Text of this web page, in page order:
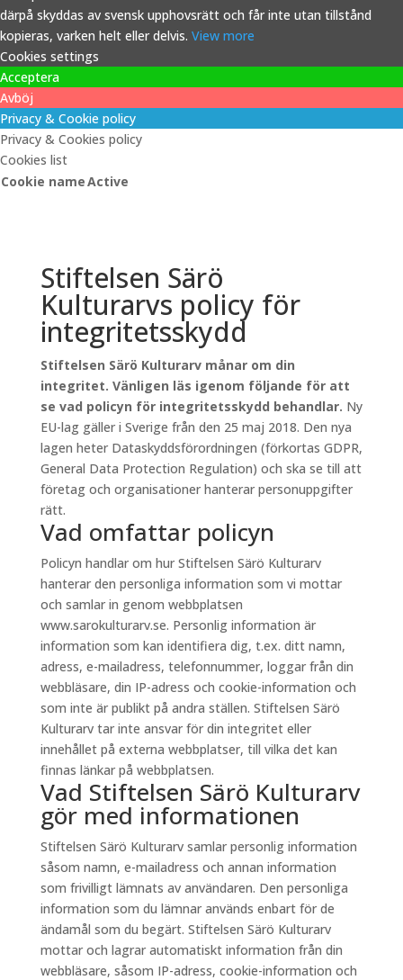
därpå skyddas av svensk upphovsrätt och får inte utan tillstånd
kopieras, varken helt eller delvis. View more
Cookies settings
Acceptera
Avböj
Privacy & Cookie policy
Privacy & Cookies policy
Cookies list
Cookie nameActive
Stiftelsen Särö
Kulturarvs policy för
integritetsskydd
Stiftelsen Särö Kulturarv månar om din
integritet. Vänligen läs igenom följande för att
se vad policyn för integritetsskydd behandlar. Ny
EU-lag gäller i Sverige från den 25 maj 2018. Den nya
lagen heter Dataskyddsförordningen (förkortas GDPR,
General Data Protection Regulation) och ska se till att
företag och organisationer hanterar personuppgifter
rätt.
Vad omfattar policyn
Policyn handlar om hur Stiftelsen Särö Kulturarv
hanterar den personliga information som vi mottar
och samlar in genom webbplatsen
www.sarokulturarv.se. Personlig information är
information som kan identifiera dig, t.ex. ditt namn,
adress, e-mailadress, telefonnummer, loggar från din
webbläsare, din IP-adress och cookie-information och
som inte är publikt på andra ställen. Stiftelsen Särö
Kulturarv tar inte ansvar för din integritet eller
innehållet på externa webbplatser, till vilka det kan
finnas länkar på webbplatsen.
Vad Stiftelsen Särö Kulturarv
gör med informationen
Stiftelsen Särö Kulturarv samlar personlig information
såsom namn, e-mailadress och annan information
som frivilligt lämnats av användaren. Den personliga
information som du lämnar används enbart för de
ändamål som du begärt. Stiftelsen Särö Kulturarv
mottar och lagrar automatiskt information från din
webbläsare, såsom IP-adress, cookie-information och